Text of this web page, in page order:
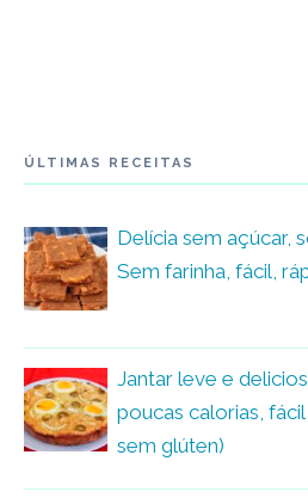
ÚLTIMAS RECEITAS
Delícia sem açúcar,
Sem farinha, fácil,
Jantar leve e
poucas calorias,
sem glúten)